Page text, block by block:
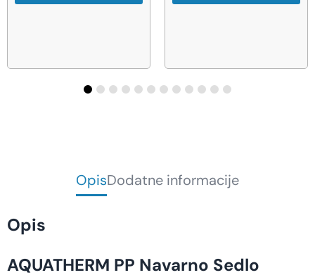
OpisDodatne informacije
Opis
AQUATHERM PP Navarno Sedlo